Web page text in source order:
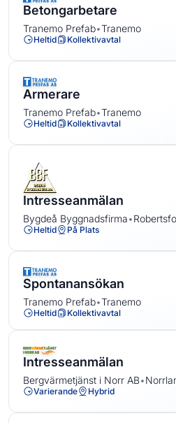
Betongarbetare
Tranemo Prefab•Tranemo
Heltid Kollektivavtal
Armerare
Tranemo Prefab•Tranemo
Heltid Kollektivavtal
Intresseanmälan
Bygdeå Byggnadsfirma•
Heltid På Plats
Spontanansökan
Tranemo Prefab•Tranemo
Heltid Kollektivavtal
Intresseanmälan
Bergvärmetjänst i Norr AB•
Varierande Hybrid